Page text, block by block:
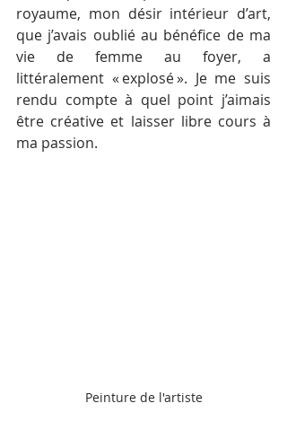
royaume, mon désir intérieur d’art,
que j’avais oublié au bénéfice de ma
vie de femme au foyer, a
littéralement « explosé ». Je me suis
rendu compte à quel point j’aimais
être créative et laisser libre cours à
ma passion.
Peinture de l'artiste